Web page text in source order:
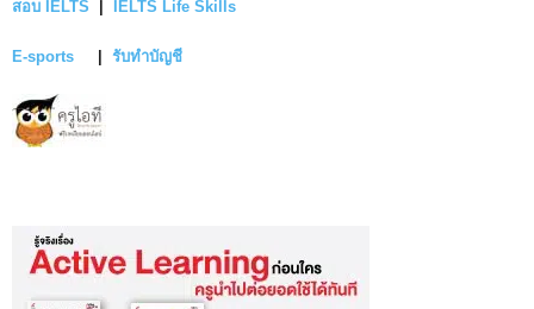
สอบ IELTS IELTS Life Skills
E-sports รับทำบัญชี